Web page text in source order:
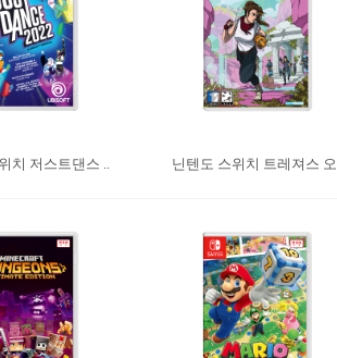
치 저스트댄스 .. 닌텐도 스위치 트레져스 오..